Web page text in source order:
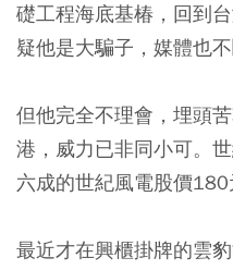
礎工程海底基椿，回到
疑他是大騙子，媒體也不
但他完全不理會，埋頭
港，威力已非同小可。
六成的世紀風電股價180
最近才在興櫃掛牌的雲